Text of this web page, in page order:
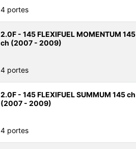
4 portes
2.0F - 145 FLEXIFUEL MOMENTUM 145
ch (2007 - 2009)
4 portes
2.0F - 145 FLEXIFUEL SUMMUM 145 ch
(2007 - 2009)
4 portes